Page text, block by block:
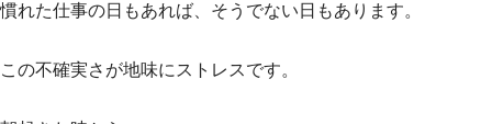
慣れた仕事の日もあれば、そうでない日もあります。
この不確実さが地味にストレスです。